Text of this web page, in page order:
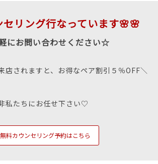
リング行なっています🌸🌸
にお問い合わせください☆
店されますと、お得なペア割引５％OFF＼
私たちにお任せ下さい♡
無料カウンセリング予約はこちら